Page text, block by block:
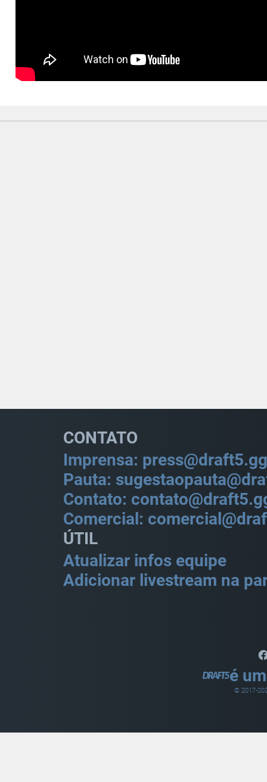
CONTATO
Imprensa: press@draft5.gg
Pauta:
Contato:
Comercial:
ÚTIL
Atualizar infos equipe
Adicionar livestream na
é
© 2017-